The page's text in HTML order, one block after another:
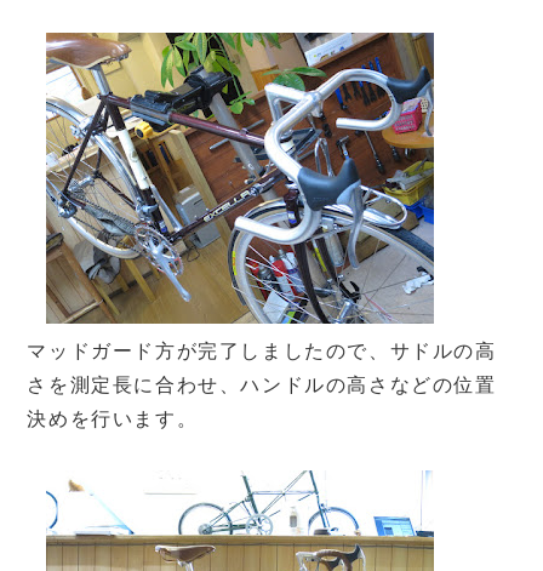
マッドガード方が完了しましたので、サドルの高
さを測定長に合わせ、ハンドルの高さなどの位置
決めを行います。